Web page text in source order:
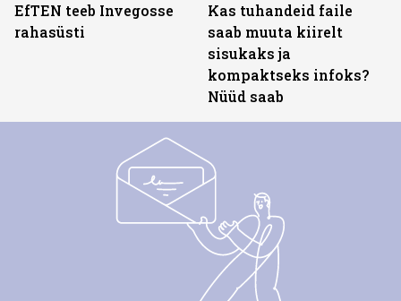
EfTEN teeb Invegosse
rahasüsti
Kas tuhandeid faile
saab muuta kiirelt
sisukaks ja
kompaktseks infoks?
Nüüd saab